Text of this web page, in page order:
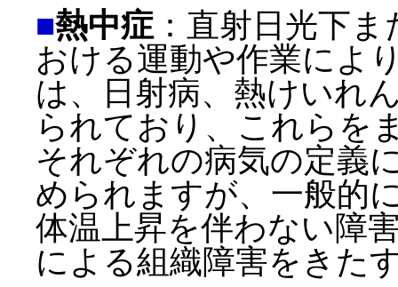
■熱中症：直射日光下ま
おける運動や作業によ
は、日射病、熱けいれ
られており、これらを
それぞれの病気の定義
められますが、一般的
体温上昇を伴わない障
による組織障害をきた